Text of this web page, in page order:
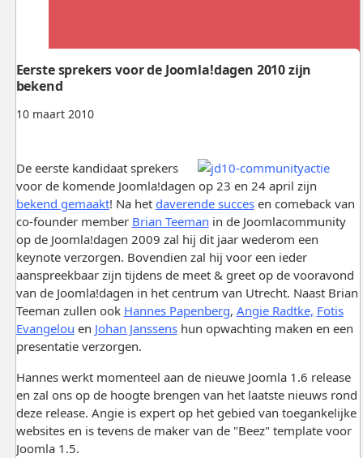
10 maart 2010
Eerste sprekers voor de Joomla!dagen 2010 zijn
bekend
De eerste kandidaat sprekers
voor de komende Joomla!dagen op 23 en 24 april zijn
bekend gemaakt! Na het daverende succesen comeback van
co-founder member Brian Teeman in de Joomlacommunity
op de Joomla!dagen 2009 zal hij dit jaar wederom een
keynote verzorgen. Bovendien zal hij voor een ieder
aanspreekbaar zijn tijdens de meet & greet op de vooravond
van de Joomla!dagen in het centrum van Utrecht. Naast Brian
Teeman zullen ook Hannes Papenberg, Angie Radtke, Fotis
Evangelou en Johan Janssenshun opwachting maken en een
presentatie verzorgen.
Hannes werkt momenteel aan de nieuwe Joomla 1.6 release
en zal ons op de hoogte brengen van het laatste nieuws rond
deze release. Angie is expert op het gebied van toegankelijke
websites en is tevens de maker van de "Beez" template voor
Joomla 1.5.